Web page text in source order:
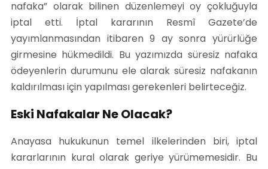
nafaka” olarak bilinen düzenlemeyi oy çokluğuyla
iptal etti. İptal kararının Resmî Gazete’de
yayımlanmasından itibaren 9 ay sonra yürürlüğe
girmesine hükmedildi. Bu yazımızda süresiz nafaka
ödeyenlerin durumunu ele alarak süresiz nafakanın
kaldırılması için yapılması gerekenleri belirteceğiz.
Eski Nafakalar Ne Olacak?
Anayasa hukukunun temel ilkelerinden biri, iptal
kararlarının kural olarak geriye yürümemesidir. Bu